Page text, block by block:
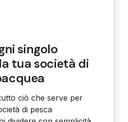
singolo
tua società di
ciò che serve per
di pesca